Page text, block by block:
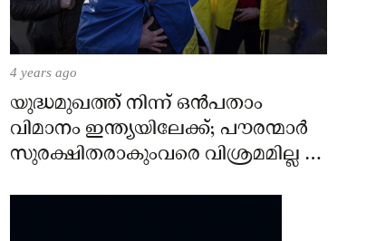
4 years ago
യുദ്ധമുഖത്ത് നിന്ന് ഒൻപതാം
വിമാനം ഇന്ത്യയിലേക്ക്; പൗരന്മാർ
സുരക്ഷിതരാകുംവരെ വിശ്രമമില്ല –